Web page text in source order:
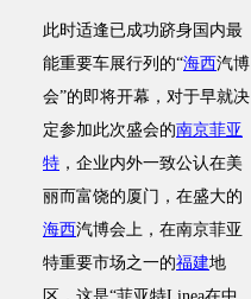
此时适逢已成功跻身国内最
能重要车展行列的“海西汽博
会”的即将开幕，对于早就决
定参加此次盛会的南京菲亚
特 ，企业内外一致公认在美
丽而富饶的厦门，在盛大的
海西汽博会上，在南京菲亚
特重要市场之一的福建地